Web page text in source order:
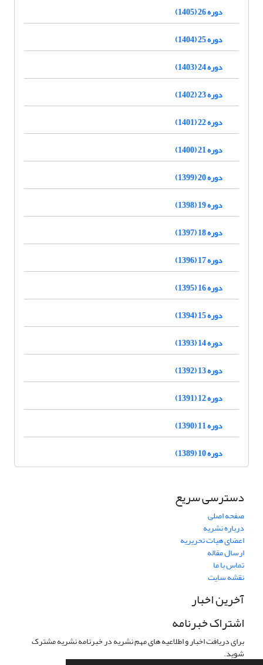
دوره 26 (1405)
دوره 25 (1404)
دوره 24 (1403)
دوره 23 (1402)
دوره 22 (1401)
دوره 21 (1400)
دوره 20 (1399)
دوره 19 (1398)
دوره 18 (1397)
دوره 17 (1396)
دوره 16 (1395)
دوره 15 (1394)
دوره 14 (1393)
دوره 13 (1392)
دوره 12 (1391)
دوره 11 (1390)
دوره 10 (1389)
دسترسی سریع
صفحه اصلی
درباره نشریه
اعضای هیات تحریریه
ارسال مقاله
تماس با ما
نقشه سایت
آخرین اخبار
اشتراک خبرنامه
برای دریافت اخبار و اطلاعیه های مهم نشریه در خبرنامه نشریه مشترک
شوید.